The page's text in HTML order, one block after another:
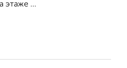
этаже ...